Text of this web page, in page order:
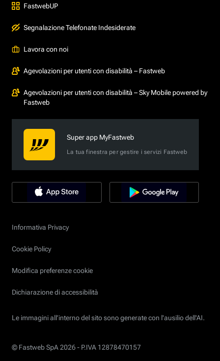
FastwebUP
Segnalazione Telefonate Indesiderate
Lavora con noi
Agevolazioni per utenti con disabilità – Fastweb
Agevolazioni per utenti con disabilità – Sky Mobile powered by
Fastweb
Super app MyFastweb
La tua finestra per gestire i servizi Fastweb
Informativa Privacy
Cookie Policy
Modifica preferenze cookie
Dichiarazione di accessibilità
Le immagini all’interno del sito sono generate con l'ausilio dell'AI.
© Fastweb SpA 2026 - P.IVA 12878470157